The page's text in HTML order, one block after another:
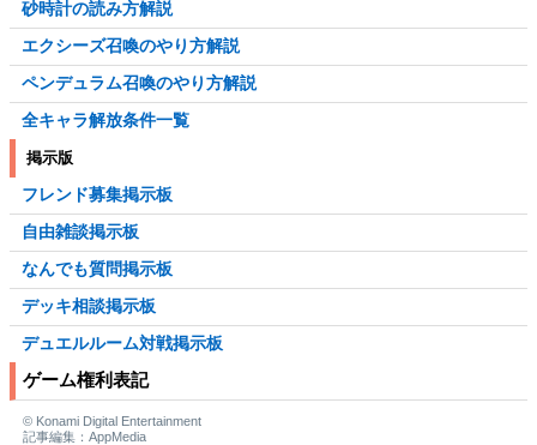
砂時計の読み方解説
エクシーズ召喚のやり方解説
ペンデュラム召喚のやり方解説
全キャラ解放条件一覧
掲示版
フレンド募集掲示板
自由雑談掲示板
なんでも質問掲示板
デッキ相談掲示板
デュエルルーム対戦掲示板
ゲーム権利表記
© Konami Digital Entertainment
記事編集：AppMedia